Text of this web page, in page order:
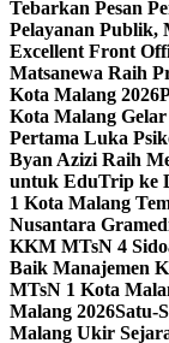
Tebarkan Pesan
Pelayanan Publik,
Excellent Front
Matsanewa Raih
Kota Malang 2026
Kota Malang Gelar
Pertama Luka
Byan Azizi Raih
untuk EduTrip ke
1 Kota Malang
Nusantara
KKM MTsN 4
Baik Manajemen
MTsN 1 Kota
Malang 2026Satu-
Malang Ukir